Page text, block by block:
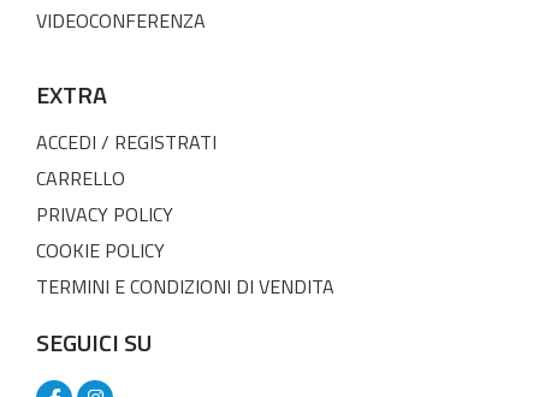
VIDEOCONFERENZA
EXTRA
ACCEDI / REGISTRATI
CARRELLO
PRIVACY POLICY
COOKIE POLICY
TERMINI E CONDIZIONI DI VENDITA
SEGUICI SU